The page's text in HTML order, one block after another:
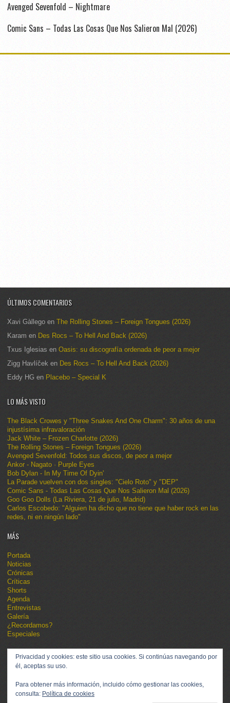
Avenged Sevenfold – Nightmare
Comic Sans – Todas Las Cosas Que Nos Salieron Mal (2026)
ÚLTIMOS COMENTARIOS
Xavi Gàllego en The Rolling Stones – Foreign Tongues (2026)
Karam en Des Rocs – To Hell And Back (2026)
Txus Iglesias en Oasis: su discografía ordenada de peor a mejor
Zigg Havlíček en Des Rocs – To Hell And Back (2026)
Eddy HG en Placebo – Special K
LO MÁS VISTO
The Black Crowes y "Three Snakes And One Charm": 30 años de una
injustísima infravaloración
Jack White – Frozen Charlotte (2026)
The Rolling Stones – Foreign Tongues (2026)
Avenged Sevenfold: Todos sus discos, de peor a mejor
Ankor - Nagato · Purple Eyes
Bob Dylan - In My Time Of Dyin'
La Parade vuelven con dos singles: "Cielo Roto" y "DEP"
Comic Sans - Todas Las Cosas Que Nos Salieron Mal (2026)
Goo Goo Dolls (La Riviera, 21 de julio, Madrid)
Carlos Escobedo: "Alguien ha dicho que no tiene que haber rock en las
redes, ni en ningún lado"
MÁS
Portada
Noticias
Crónicas
Críticas
Shorts
Agenda
Entrevistas
Galería
¿Recordamos?
Especiales
Privacidad y cookies: este sitio usa cookies. Si continúas navegando por
él, aceptas su uso.
Para obtener más información, incluido cómo gestionar las cookies,
consulta: Política de cookies